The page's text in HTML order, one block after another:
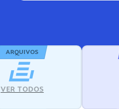
ARQUIVOS
VER TODOS